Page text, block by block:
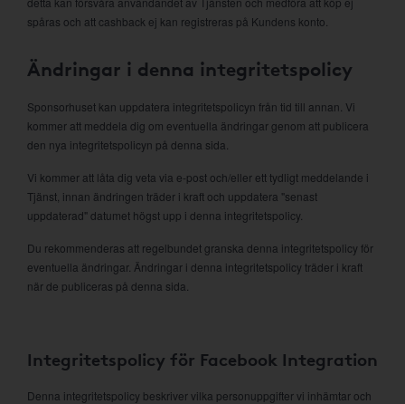
spåras och att cashback ej kan registreras på Kundens konto.
Ändringar i denna integritetspolicy
Sponsorhuset kan uppdatera integritetspolicyn från tid till annan. Vi
kommer att meddela dig om eventuella ändringar genom att publicera
den nya integritetspolicyn på denna sida.
Vi kommer att låta dig veta via e-post och/eller ett tydligt meddelande i
Tjänst, innan ändringen träder i kraft och uppdatera "senast
uppdaterad" datumet högst upp i denna integritetspolicy.
Du rekommenderas att regelbundet granska denna integritetspolicy för
eventuella ändringar. Ändringar i denna integritetspolicy träder i kraft
när de publiceras på denna sida.
Integritetspolicy för Facebook Integration
Denna integritetspolicy beskriver vilka personuppgifter vi inhämtar och